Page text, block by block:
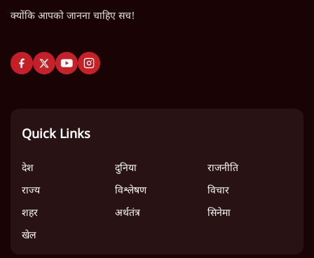
क्योंकि आपको जानना चाहिए सच!
Quick Links
देश दुनिया
राजनीति
राज्य
विश्लेषण
विचार
शहर
अर्थतंत्र
सिनेमा
खेल